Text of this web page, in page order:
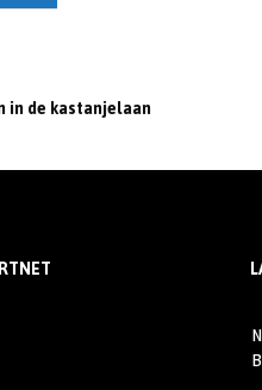
in de kastanjelaan